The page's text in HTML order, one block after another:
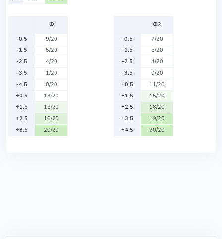
Ф
-0.5
9/20
-1.5
5/20
-2.5
4/20
-3.5
1/20
-4.5
0/20
+0.5
13/20
+1.5
15/20
+2.5
16/20
+3.5
20/20
Ф2
-0.5
7/20
-1.5
5/20
-2.5
4/20
-3.5
0/20
+0.5
11/20
+1.5
15/20
+2.5
16/20
+3.5
19/20
+4.5
20/20